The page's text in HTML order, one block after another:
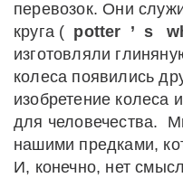
перевозок. Они
круга ( potter ’ s
изготовляли
колеса появились
изобретение колеса
для человечества.
нашими предками,
И, конечно, нет